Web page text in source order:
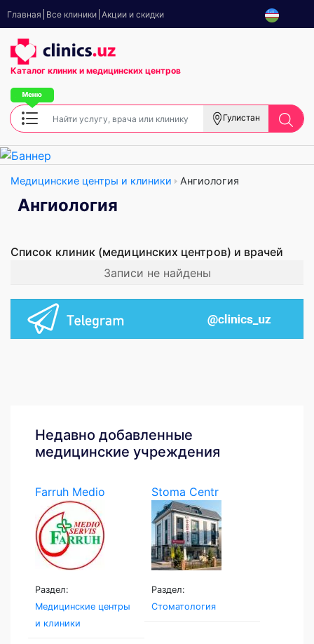
Главная Все клиники Акции и скидки
Каталог клиник и медицинских центров
Гулистан
Медицинские центры и клиники Ангиология
Ангиология
Список клиник (медицинских центров) и врачей
Записи не найдены
Недавно добавленные
медицинские учреждения
Farruh Medio
Servis
Раздел:
Медицинские центры
и клиники
Stoma Centr
Раздел:
Стоматология